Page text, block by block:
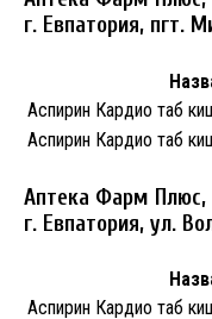
г. Евпатория, пгт.
Аспирин Кардио таб
Аспирин Кардио таб
Аптека Фарм Плюс,
г. Евпатория, ул.
Аспирин Кардио таб